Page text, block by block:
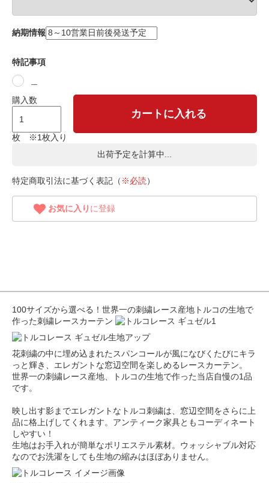
納期情報
特記事項
購入数
枚 ※1枚入り
カートに入れる
出荷予定を計算中...
特定商取引法に基づく表記（ ※必読）
お気に入り に登録
100サイズから選べる！世界一の刺繍レース産地トルコの生地で
作った刺繍レースカーテン
花刺繍の中に埋め込まれたスパンコールが風になびくたびにキラ
っと輝き、エレガントな窓辺空間を楽しめるレースカーテン。
世界一の刺繍レース産地、トルコの生地で作った当店自慢の1品
です。
映し出す影までエレガントなトルコ刺繍は、窓辺空間をさらに上
品に格上げしてくれます。アンティーク家具ともコーディネート
しやすい！
生地はお手入れが簡単なポリエステル素材。ウォッシャブル対応
なのでお洗濯をしても生地の縮みはほぼありません。